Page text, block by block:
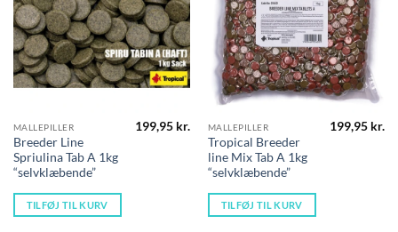
MALLEPILLER
Breeder Line
Spriulina Tab A 1kg
“selvklæbende”
199,95 kr.
TILFØJ TIL KURV
MALLEPILLER
Tropical Breeder
line Mix Tab A 1kg
“selvklæbende”
199,95 kr.
TILFØJ TIL KURV